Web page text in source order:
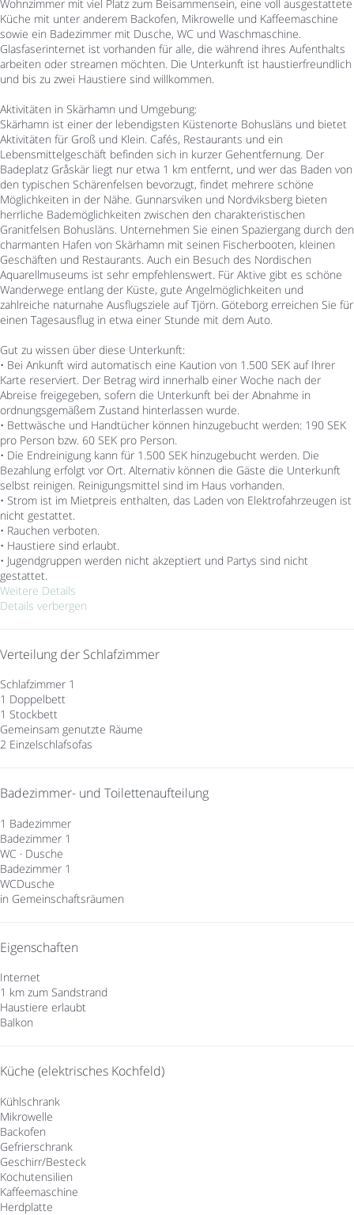
Wohnzimmer mit viel Platz zum Beisammensein, eine voll ausgestattete
Küche mit unter anderem Backofen, Mikrowelle und Kaffeemaschine
sowie ein Badezimmer mit Dusche, WC und Waschmaschine.
Glasfaserinternet ist vorhanden für alle, die während ihres Aufenthalts
arbeiten oder streamen möchten. Die Unterkunft ist haustierfreundlich
und bis zu zwei Haustiere sind willkommen.
Aktivitäten in Skärhamn und Umgebung:
Skärhamn ist einer der lebendigsten Küstenorte Bohusläns und bietet
Aktivitäten für Groß und Klein. Cafés, Restaurants und ein
Lebensmittelgeschäft befinden sich in kurzer Gehentfernung. Der
Badeplatz Gråskär liegt nur etwa 1 km entfernt, und wer das Baden von
den typischen Schärenfelsen bevorzugt, findet mehrere schöne
Möglichkeiten in der Nähe. Gunnarsviken und Nordviksberg bieten
herrliche Bademöglichkeiten zwischen den charakteristischen
Granitfelsen Bohusläns. Unternehmen Sie einen Spaziergang durch den
charmanten Hafen von Skärhamn mit seinen Fischerbooten, kleinen
Geschäften und Restaurants. Auch ein Besuch des Nordischen
Aquarellmuseums ist sehr empfehlenswert. Für Aktive gibt es schöne
Wanderwege entlang der Küste, gute Angelmöglichkeiten und
zahlreiche naturnahe Ausflugsziele auf Tjörn. Göteborg erreichen Sie für
einen Tagesausflug in etwa einer Stunde mit dem Auto.
Gut zu wissen über diese Unterkunft:
• Bei Ankunft wird automatisch eine Kaution von 1.500 SEK auf Ihrer
Karte reserviert. Der Betrag wird innerhalb einer Woche nach der
Abreise freigegeben, sofern die Unterkunft bei der Abnahme in
ordnungsgemäßem Zustand hinterlassen wurde.
• Bettwäsche und Handtücher können hinzugebucht werden: 190 SEK
pro Person bzw. 60 SEK pro Person.
• Die Endreinigung kann für 1.500 SEK hinzugebucht werden. Die
Bezahlung erfolgt vor Ort. Alternativ können die Gäste die Unterkunft
selbst reinigen. Reinigungsmittel sind im Haus vorhanden.
• Strom ist im Mietpreis enthalten, das Laden von Elektrofahrzeugen ist
nicht gestattet.
• Rauchen verboten.
• Haustiere sind erlaubt.
• Jugendgruppen werden nicht akzeptiert und Partys sind nicht
gestattet.
Weitere Details
Details verbergen
Verteilung der Schlafzimmer
Schlafzimmer 1
1 Doppelbett
1 Stockbett
Gemeinsam genutzte Räume
2 Einzelschlafsofas
Badezimmer- und Toilettenaufteilung
1 Badezimmer
Badezimmer 1
WC · Dusche
Badezimmer 1
WCDusche
in Gemeinschaftsräumen
Eigenschaften
Internet
1 km zum Sandstrand
Haustiere erlaubt
Balkon
Küche (elektrisches Kochfeld)
Kühlschrank
Mikrowelle
Backofen
Gefrierschrank
Geschirr/Besteck
Kochutensilien
Kaffeemaschine
Herdplatte